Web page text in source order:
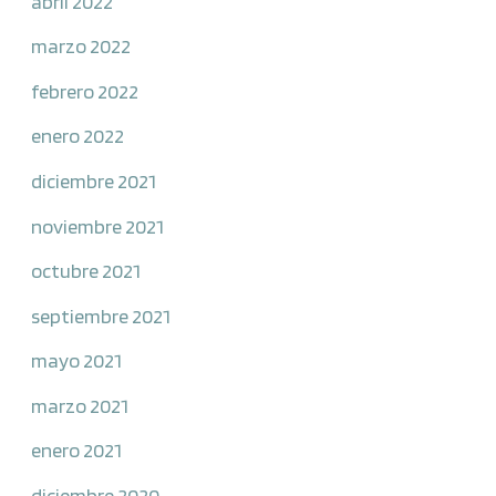
marzo 2022
febrero 2022
enero 2022
diciembre 2021
noviembre 2021
octubre 2021
septiembre 2021
mayo 2021
marzo 2021
enero 2021